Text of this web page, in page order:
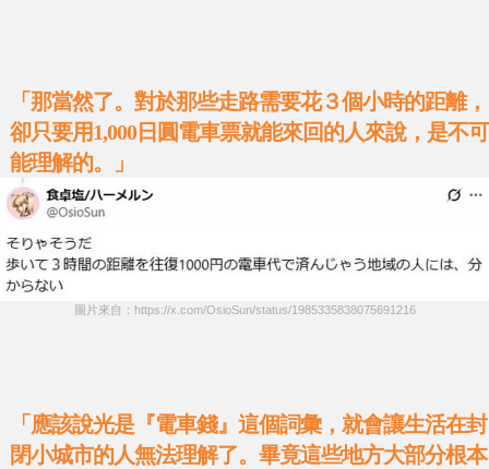
「那當然了。對於那些走路需要花３個小時的距離，
卻只要用1,000日圓電車票就能來回的人來說，是不可
能理解的。」
圖片來自：https://x.com/OsioSun/status/1985335838075691216
「應該說光是『電車錢』這個詞彙，就會讓生活在封
閉小城市的人無法理解了。畢竟這些地方大部分根本